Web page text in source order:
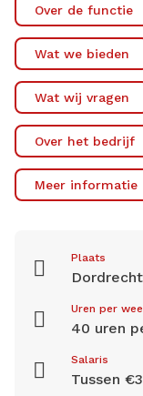
Over de functie
Wat we bieden
Wat wij vragen
Over het bedrijf
Meer informatie
Plaats
Dordrecht
Uren per
40 uren
Salaris
Tussen